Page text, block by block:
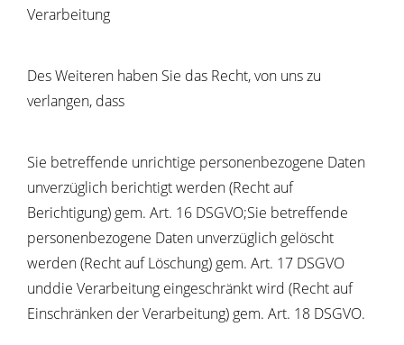
Verarbeitung
Des Weiteren haben Sie das Recht, von uns zu
verlangen, dass
Sie betreffende unrichtige personenbezogene Daten
unverzüglich berichtigt werden (Recht auf
Berichtigung) gem. Art. 16 DSGVO;Sie betreffende
personenbezogene Daten unverzüglich gelöscht
werden (Recht auf Löschung) gem. Art. 17 DSGVO
unddie Verarbeitung eingeschränkt wird (Recht auf
Einschränken der Verarbeitung) gem. Art. 18 DSGVO.